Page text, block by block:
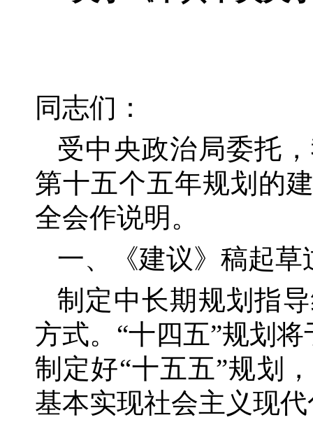
同志们：
受中央政治局委托
第十五个五年规划的
全会作说明。
一、《建议》稿起草
制定中长期规划指
方式。 “十四五”规划
制定好“十五五”规划
基本实现社会主义现